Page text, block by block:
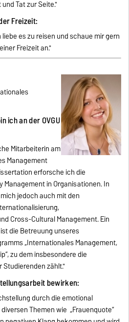
Tat zur Seite."
Freizeit:
es zu reisen und schaue mir gern
Freizeit an."
ich an der OVGU
Mitarbeiterin am
Management
erforsche ich die
in Organisationen. In
jedoch auch mit den
Cross-Cultural Management. Ein
die Betreuung unseres
„Internationales Management,
zu dem insbesondere die
zählt."
bewirken:
durch die emotional
Themen wie „Frauenquote“